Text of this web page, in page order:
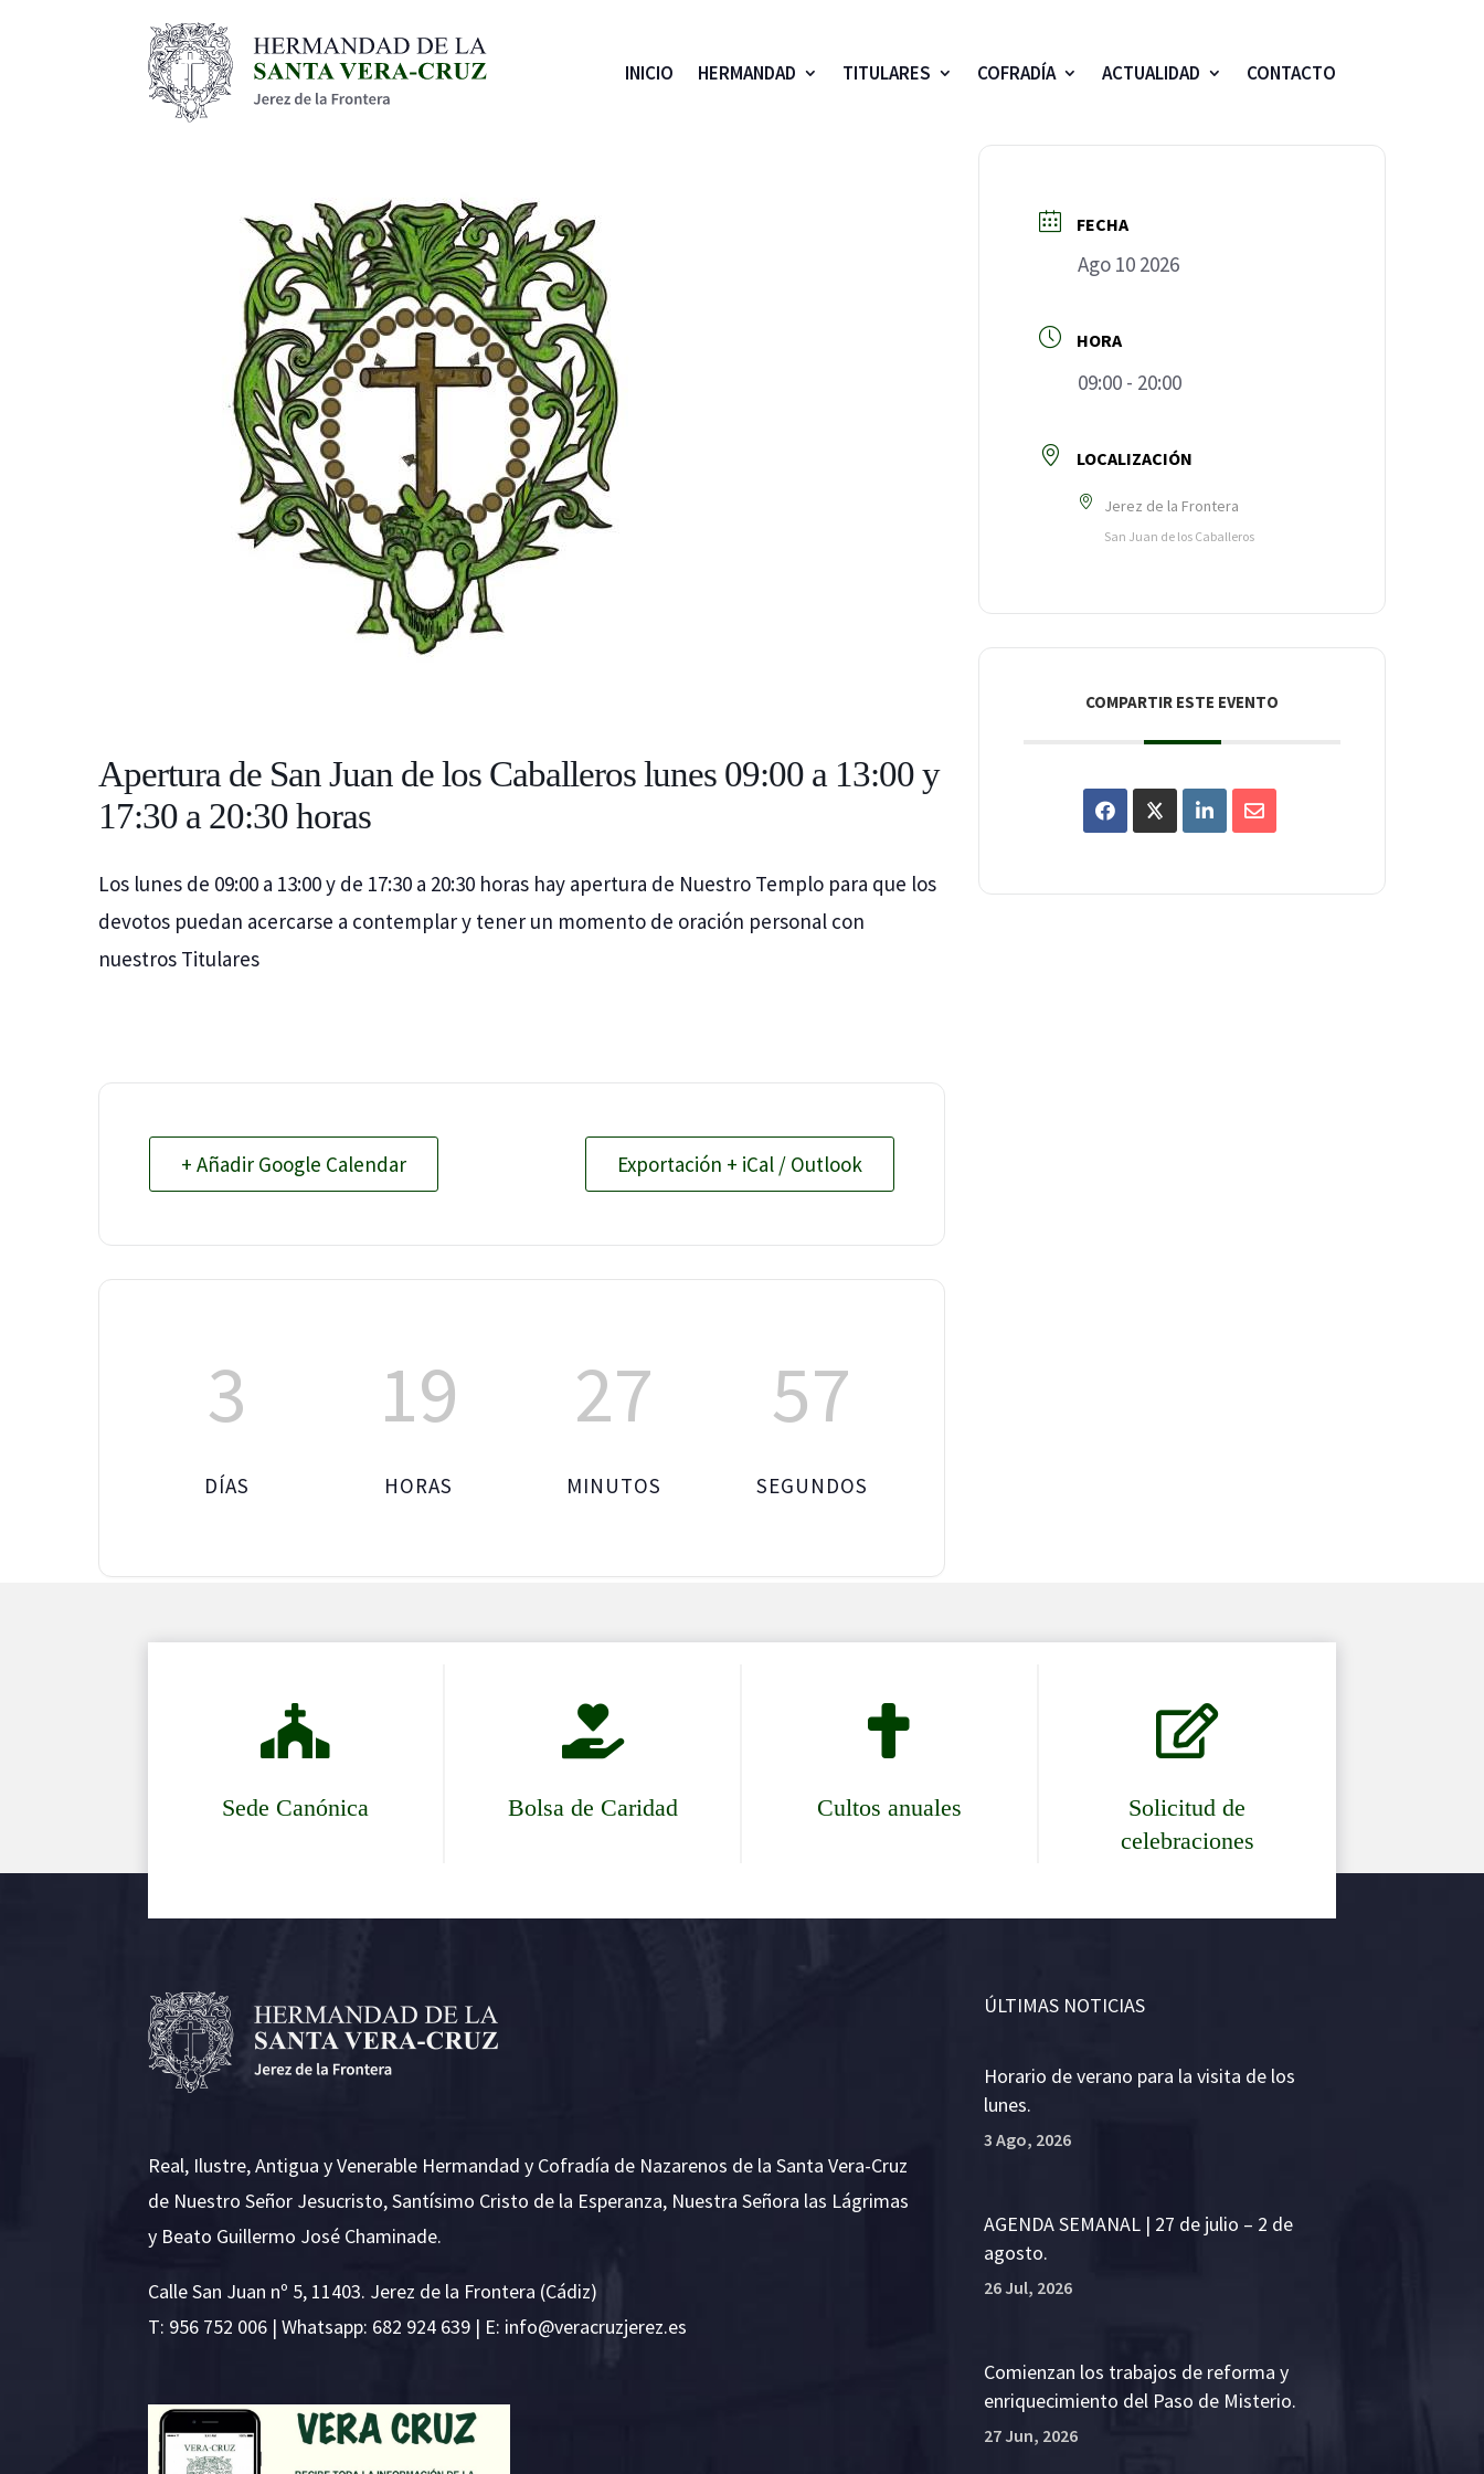
INICIO HERMANDAD TITULARES COFRADÍA ACTUALIDAD CONTACTO
Apertura de San Juan de los Caballeros lunes 09:00 a 13:00 y
17:30 a 20:30 horas
Los lunes de 09:00 a 13:00 y de 17:30 a 20:30 horas hay apertura de Nuestro Templo para que los
devotos puedan acercarse a contemplar y tener un momento de oración personal con
nuestros Titulares
+ Añadir Google Calendar Exportación + iCal / Outlook
3
DÍAS
19
HORAS
27
MINUTOS
56
SEGUNDOS
FECHA
Ago 10 2026
HORA
09:00 - 20:00
LOCALIZACIÓN
Jerez de la Frontera
San Juan de los Caballeros
COMPARTIR ESTE EVENTO

Sede Canónica

Bolsa de Caridad

Cultos anuales

Solicitud de
celebraciones
Real, Ilustre, Antigua y Venerable Hermandad y Cofradía de Nazarenos de la Santa Vera-Cruz
de Nuestro Señor Jesucristo, Santísimo Cristo de la Esperanza, Nuestra Señora las Lágrimas
y Beato Guillermo José Chaminade.
Calle San Juan nº 5, 11403. Jerez de la Frontera (Cádiz)
T: 956 752 006 | Whatsapp: 682 924 639 | E: se.ze
rejzu
rcare
v@ofn
i
ÚLTIMAS NOTICIAS
Horario de verano para la visita de los
lunes.
3 Ago, 2026
AGENDA SEMANAL | 27 de julio – 2 de
agosto.
26 Jul, 2026
Comienzan los trabajos de reforma y
enriquecimiento del Paso de Misterio.
27 Jun, 2026